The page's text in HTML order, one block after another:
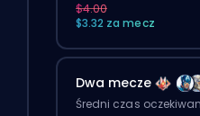
$4.00
$3.32 za mecz
Dwa mecze
Średni czas